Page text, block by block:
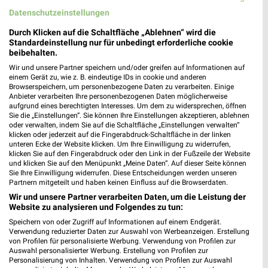
18,9 km
Küchen Preishits!
Gültig bis Fr. 21.08.
7,4 km
Trendbonus
Noch heute gültig
JYSK JYSK
Datenschutzeinstellungen
Durch Klicken auf die Schaltfläche „Ablehnen“ wird die
Standardeinstellung nur für unbedingt erforderliche cookie
beibehalten.
Wir und unsere Partner speichern und/oder greifen auf Informationen auf
einem Gerät zu, wie z. B. eindeutige IDs in cookie und anderen
Browserspeichern, um personenbezogene Daten zu verarbeiten. Einige
Anbieter verarbeiten Ihre personenbezogenen Daten möglicherweise
aufgrund eines berechtigten Interesses. Um dem zu widersprechen, öffnen
Sie die „Einstellungen“. Sie können Ihre Einstellungen akzeptieren, ablehnen
oder verwalten, indem Sie auf die Schaltfläche „Einstellungen verwalten“
klicken oder jederzeit auf die Fingerabdruck-Schaltfläche in der linken
unteren Ecke der Website klicken. Um Ihre Einwilligung zu widerrufen,
klicken Sie auf den Fingerabdruck oder den Link in der Fußzeile der Website
und klicken Sie auf den Menüpunkt „Meine Daten“. Auf dieser Seite können
Sie Ihre Einwilligung widerrufen. Diese Entscheidungen werden unseren
Partnern mitgeteilt und haben keinen Einfluss auf die Browserdaten.
Wir und unsere Partner verarbeiten Daten, um die Leistung der
Website zu analysieren und Folgendes zu tun:
Speichern von oder Zugriff auf Informationen auf einem Endgerät.
Verwendung reduzierter Daten zur Auswahl von Werbeanzeigen. Erstellung
von Profilen für personalisierte Werbung. Verwendung von Profilen zur
Auswahl personalisierter Werbung. Erstellung von Profilen zur
Personalisierung von Inhalten. Verwendung von Profilen zur Auswahl